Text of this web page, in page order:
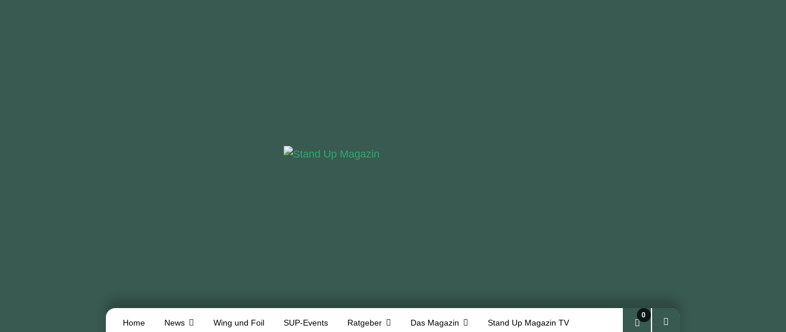
Home News Wing und Foil SUP-Events Ratgeber Das Magazin Stand Up Magazin TV
0